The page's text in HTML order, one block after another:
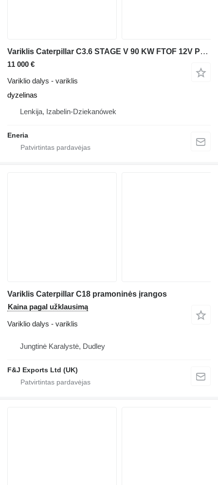
Variklis Caterpillar C3.6 STAGE V 90 KW FTOF 12V Pronar RÓŻNE
11 000 €
Variklio dalys - variklis
dyzelinas
Lenkija, Izabelin-Dziekanówek
Eneria
Variklis Caterpillar C18 pramoninės įrangos
Kaina pagal užklausimą
Variklio dalys - variklis
Jungtinė Karalystė, Dudley
F&J Exports Ltd (UK)